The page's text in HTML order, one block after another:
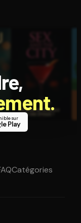
sur
Play
Catégories